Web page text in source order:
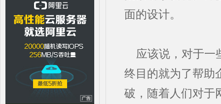
面的设计。
应该说，对于一
终目的就为了帮助
破，随着人们对于